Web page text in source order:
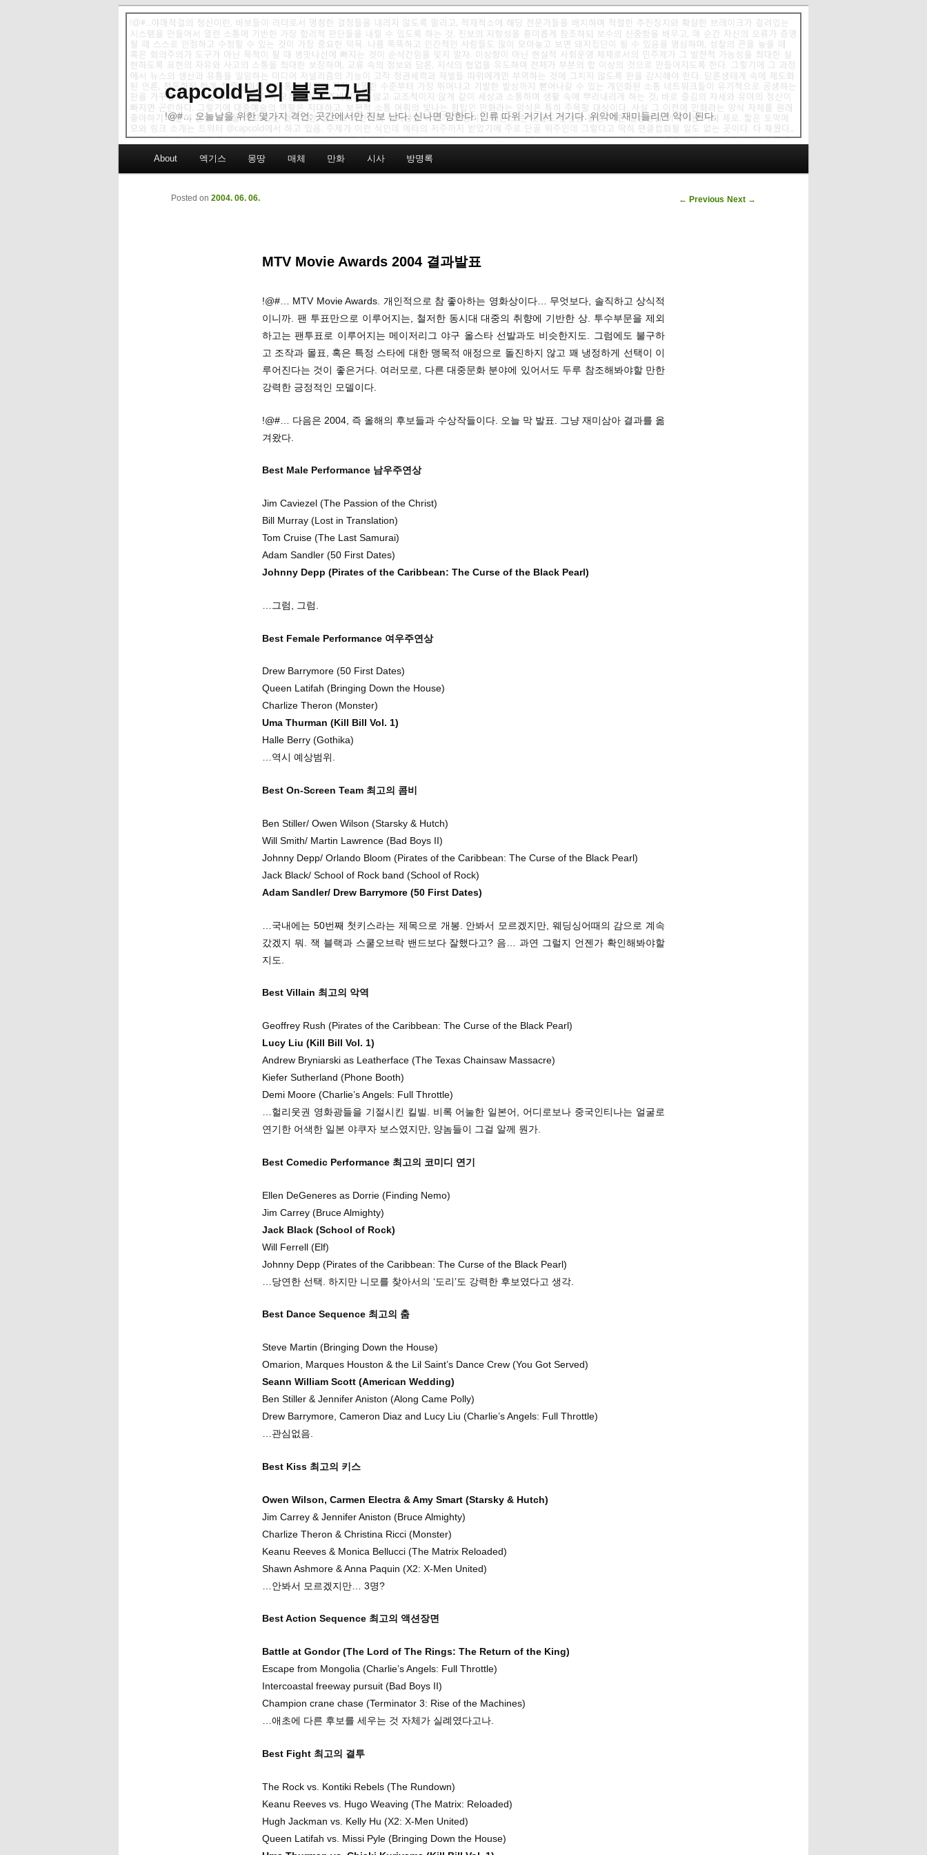
capcold님의 블로그님
!@#… 오늘날을 위한 몇가지 격언: 곳간에서만 진보 난다. 신나면 망한다. 인류 따위 거기서 거기다. 위악에 재미들리면 악이 된다.
Skip to primary content
Skip to secondary content
About 엑기스 몽땅 매체 만화 시사 방명록
Post navigation
← Previous Next →
MTV Movie Awards 2004 결과발표
Posted on 2004. 06. 06.
!@#… MTV Movie Awards. 개인적으로 참 좋아하는 영화상이다… 무엇보다, 솔직하고 상식적
이니까. 팬 투표만으로 이루어지는, 철저한 동시대 대중의 취향에 기반한 상. 투수부문을 제외
하고는 팬투표로 이루어지는 메이저리그 야구 올스타 선발과도 비슷한지도. 그럼에도 불구하
고 조작과 몰표, 혹은 특정 스타에 대한 맹목적 애정으로 돌진하지 않고 꽤 냉정하게 선택이 이
루어진다는 것이 좋은거다. 여러모로, 다른 대중문화 분야에 있어서도 두루 참조해봐야할 만한
강력한 긍정적인 모델이다.
!@#… 다음은 2004, 즉 올해의 후보들과 수상작들이다. 오늘 막 발표. 그냥 재미삼아 결과를 옮
겨왔다.
Best Male Performance 남우주연상
Jim Caviezel (The Passion of the Christ)
Bill Murray (Lost in Translation)
Tom Cruise (The Last Samurai)
Adam Sandler (50 First Dates)
Johnny Depp (Pirates of the Caribbean: The Curse of the Black Pearl)
…그럼, 그럼.
Best Female Performance 여우주연상
Drew Barrymore (50 First Dates)
Queen Latifah (Bringing Down the House)
Charlize Theron (Monster)
Uma Thurman (Kill Bill Vol. 1)
Halle Berry (Gothika)
…역시 예상범위.
Best On-Screen Team 최고의 콤비
Ben Stiller/ Owen Wilson (Starsky & Hutch)
Will Smith/ Martin Lawrence (Bad Boys II)
Johnny Depp/ Orlando Bloom (Pirates of the Caribbean: The Curse of the Black Pearl)
Jack Black/ School of Rock band (School of Rock)
Adam Sandler/ Drew Barrymore (50 First Dates)
…국내에는 50번째 첫키스라는 제목으로 개봉. 안봐서 모르겠지만, 웨딩싱어때의 감으로 계속
갔겠지 뭐. 잭 블랙과 스쿨오브락 밴드보다 잘했다고? 음… 과연 그럴지 언젠가 확인해봐야할
지도.
Best Villain 최고의 악역
Geoffrey Rush (Pirates of the Caribbean: The Curse of the Black Pearl)
Lucy Liu (Kill Bill Vol. 1)
Andrew Bryniarski as Leatherface (The Texas Chainsaw Massacre)
Kiefer Sutherland (Phone Booth)
Demi Moore (Charlie’s Angels: Full Throttle)
…헐리웃권 영화광들을 기절시킨 킬빌. 비록 어눌한 일본어, 어디로보나 중국인티나는 얼굴로
연기한 어색한 일본 야쿠자 보스였지만, 양놈들이 그걸 알께 뭔가.
Best Comedic Performance 최고의 코미디 연기
Ellen DeGeneres as Dorrie (Finding Nemo)
Jim Carrey (Bruce Almighty)
Jack Black (School of Rock)
Will Ferrell (Elf)
Johnny Depp (Pirates of the Caribbean: The Curse of the Black Pearl)
…당연한 선택. 하지만 니모를 찾아서의 ‘도리’도 강력한 후보였다고 생각.
Best Dance Sequence 최고의 춤
Steve Martin (Bringing Down the House)
Omarion, Marques Houston & the Lil Saint’s Dance Crew (You Got Served)
Seann William Scott (American Wedding)
Ben Stiller & Jennifer Aniston (Along Came Polly)
Drew Barrymore, Cameron Diaz and Lucy Liu (Charlie’s Angels: Full Throttle)
…관심없음.
Best Kiss 최고의 키스
Owen Wilson, Carmen Electra & Amy Smart (Starsky & Hutch)
Jim Carrey & Jennifer Aniston (Bruce Almighty)
Charlize Theron & Christina Ricci (Monster)
Keanu Reeves & Monica Bellucci (The Matrix Reloaded)
Shawn Ashmore & Anna Paquin (X2: X-Men United)
…안봐서 모르겠지만… 3명?
Best Action Sequence 최고의 액션장면
Battle at Gondor (The Lord of The Rings: The Return of the King)
Escape from Mongolia (Charlie’s Angels: Full Throttle)
Intercoastal freeway pursuit (Bad Boys II)
Champion crane chase (Terminator 3: Rise of the Machines)
…애초에 다른 후보를 세우는 것 자체가 실례였다고나.
Best Fight 최고의 결투
The Rock vs. Kontiki Rebels (The Rundown)
Keanu Reeves vs. Hugo Weaving (The Matrix: Reloaded)
Hugh Jackman vs. Kelly Hu (X2: X-Men United)
Queen Latifah vs. Missi Pyle (Bringing Down the House)